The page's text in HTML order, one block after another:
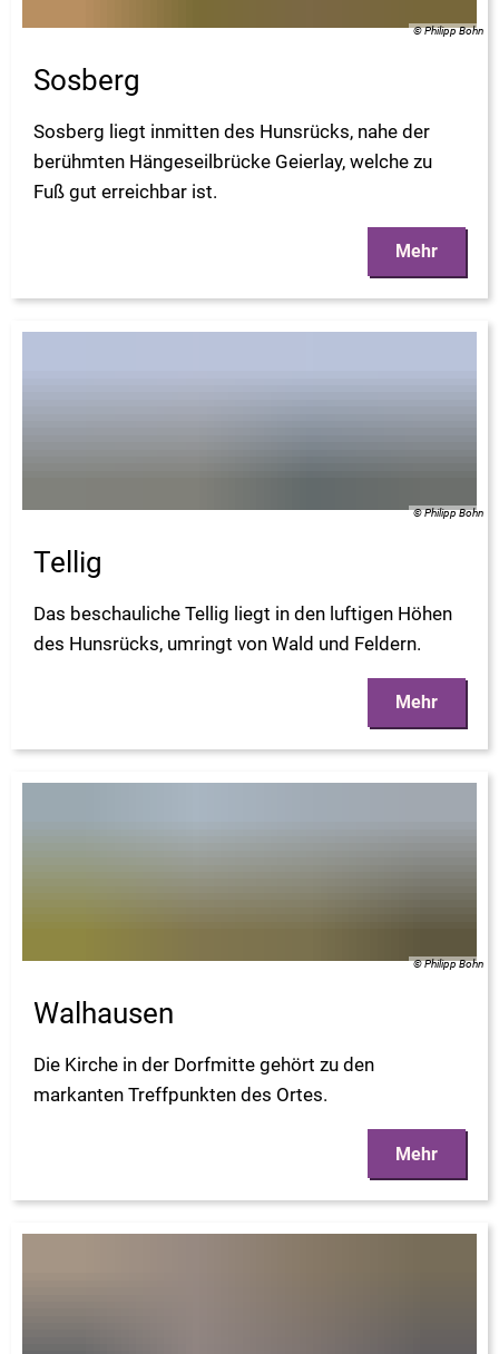
© Philipp Bohn
Sosberg
Sosberg liegt inmitten des Hunsrücks, nahe der
berühmten Hängeseilbrücke Geierlay, welche zu
Fuß gut erreichbar ist.
Mehr
© Philipp Bohn
Tellig
Das beschauliche Tellig liegt in den luftigen Höhen
des Hunsrücks, umringt von Wald und Feldern.
Mehr
© Philipp Bohn
Walhausen
Die Kirche in der Dorfmitte gehört zu den
markanten Treffpunkten des Ortes.
Mehr